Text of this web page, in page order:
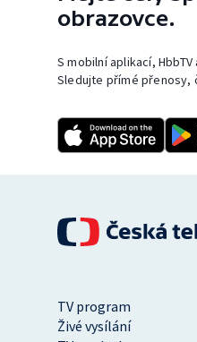
obrazovce.
S mobilní aplikací,
Sledujte přímé přenosy,
TV program
Živé vysílání